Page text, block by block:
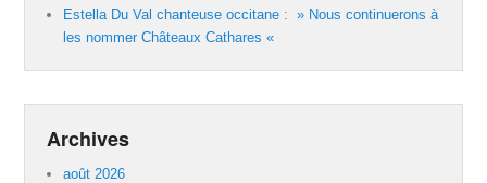
Estella Du Val chanteuse occitane : » Nous continuerons à
les nommer Châteaux Cathares «
Archives
août 2026